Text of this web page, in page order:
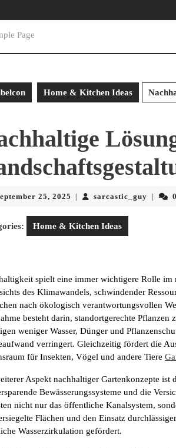
Page
Home & Kitchen Ideas
25, 2025 September
2025
sarcastic_guy
Home & Kitchen Ideas
spielt eine immer wichtigere Rolle im
des Klimawandels, schwindender
nach ökologisch verantwortungsvollen
besteht darin, standortgerechte
weniger Wasser, Dünger und
verringert. Gleichzeitig fördert die
für Insekten, Vögel und andere Tiere
Aspekt nachhaltiger Gartenkonzepte ist
Bewässerungssysteme und die
nicht nur das öffentliche Kanalsystem,
Flächen und den Einsatz
Wasserzirkulation gefördert.